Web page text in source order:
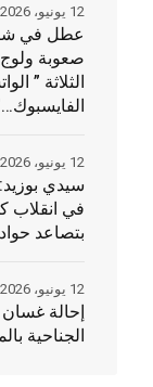
عطل في
صعوبة ولوج
الثلاثة ”
12 يونيو، 2026
سيدي
في انقلاب
بتصاعد
12 يونيو، 2026
إحالة غسان
الجناحية
12 يونيو، 2026